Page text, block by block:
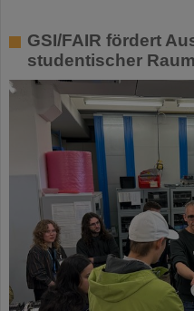
GSI/FAIR fördert
studentischer